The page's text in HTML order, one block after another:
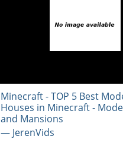
Minecraft - TOP 5 Best
Houses in Minecraft -
and Mansions
― JerenVids